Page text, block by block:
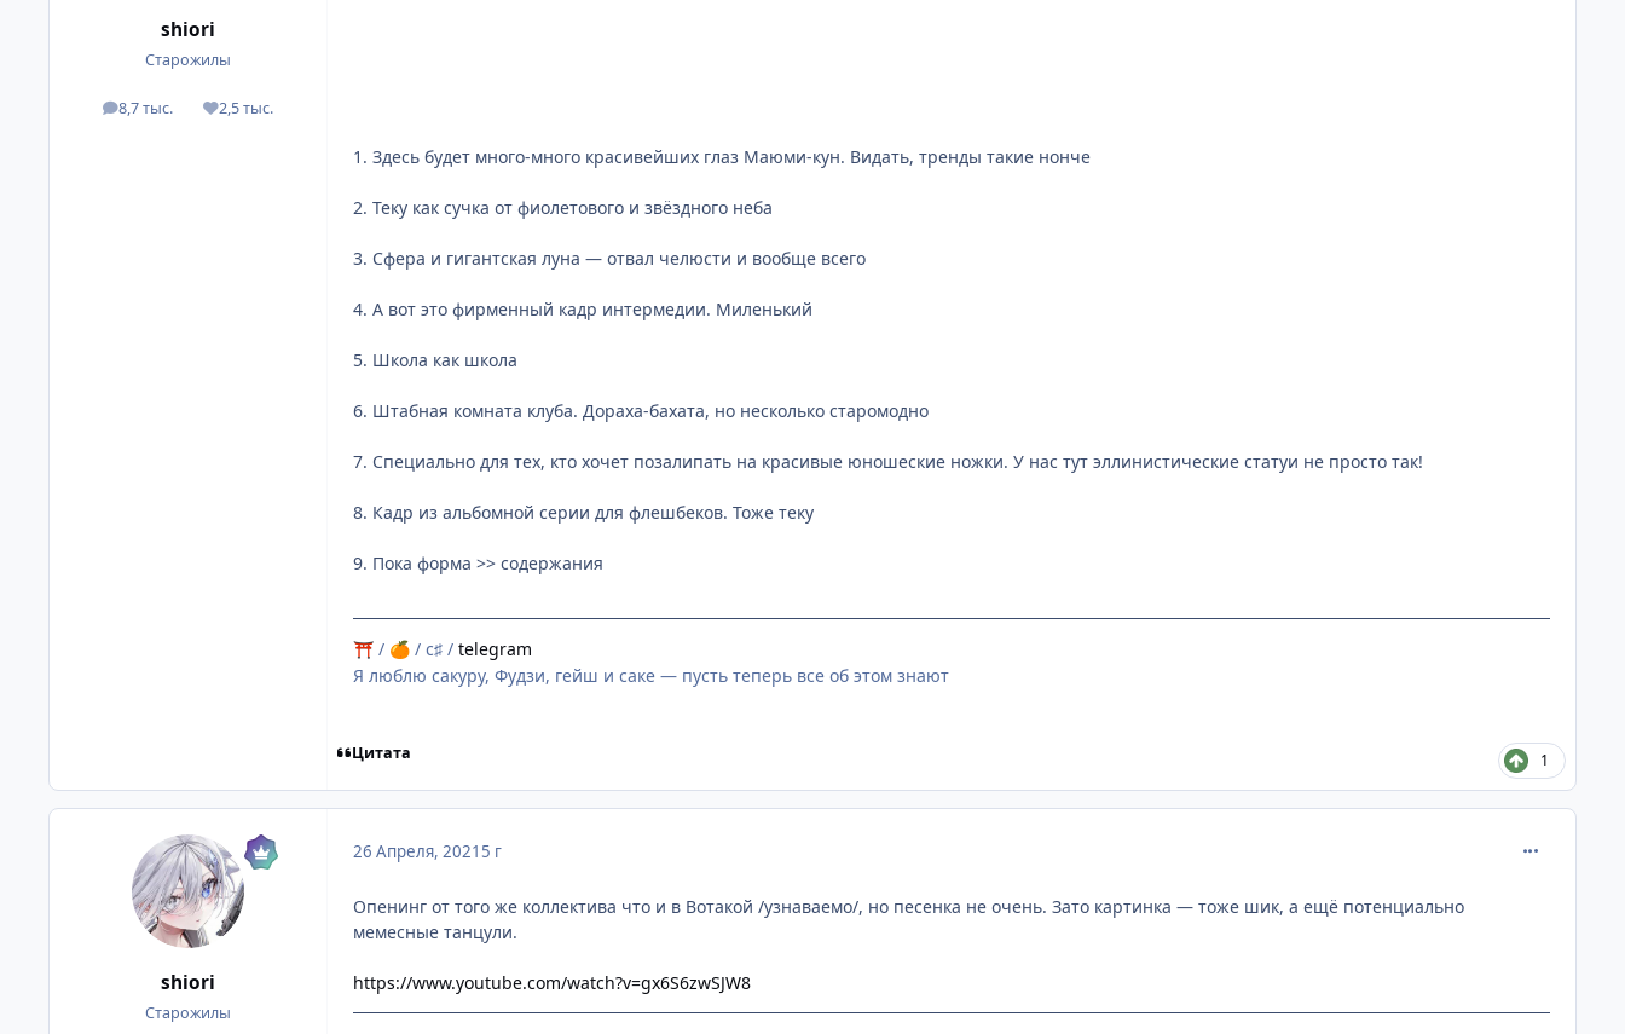
shiоri
Старожилы
8,7 тыс.
посты 2,5 тыс.
Репутация
1. Здесь будет много-много красивейших глаз Маюми-кун. Видать, тренды такие нонче
2. Теку как сучка от фиолетового и звёздного неба
3. Сфера и гигантская луна — отвал челюсти и вообще всего
4. А вот это фирменный кадр интермедии. Миленький
5. Школа как школа
6. Штабная комната клуба. Дораха-бахата, но несколько старомодно
7. Специально для тех, кто хочет позалипать на красивые юношеские ножки. У нас тут эллинистические статуи не просто так!
8. Кадр из альбомной серии для флешбеков. Тоже теку
9. Пока форма >> содержания
⛩ / 🍊 / c♯ / telegram
Я люблю сакуру, Фудзи, гейш и саке — пусть теперь все об этом знают
Цитата 1
shiоri
Старожилы
26 Апреля, 2021 5 г
Опенинг от того же коллектива что и в Вотакой /узнаваемо/, но песенка не очень. Зато картинка — тоже шик, а ещё потенциально
мемесные танцули.
https://www.youtube.com/watch?v=gx6S6zwSJW8